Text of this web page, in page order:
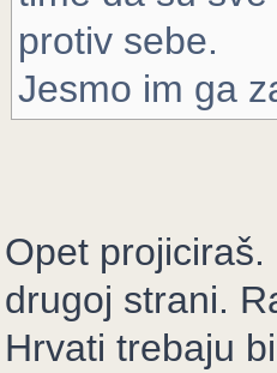
protiv sebe.
Jesmo im ga
Opet
drugoj strani.
Hrvati trebaju